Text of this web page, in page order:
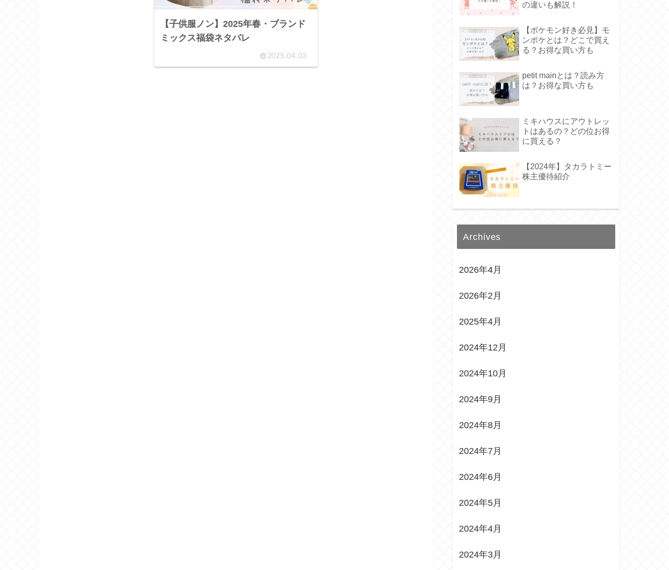
【子供服ノン】2025年春・ブランド
ミックス福袋ネタバレ
2025.04.03
の違いも解説！
【ポケモン好き必見】モ
ンポケとは？どこで買え
る？お得な買い方も
petit mainとは？読み方
は？お得な買い方も
ミキハウスにアウトレッ
トはあるの？どの位お得
に買える？
【2024年】タカラトミー
株主優待紹介
Archives
2026年4月
2026年2月
2025年4月
2024年12月
2024年10月
2024年9月
2024年8月
2024年7月
2024年6月
2024年5月
2024年4月
2024年3月